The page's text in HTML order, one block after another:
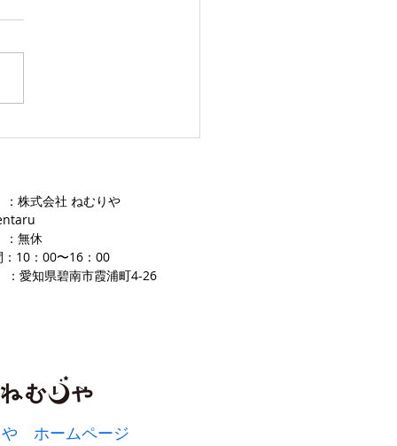
とんレンタルご予約いただ
株式会社 ねむりや
無休
：10：00〜16 ：00
知県碧南市霞浦町4-2​6
や ホームページ